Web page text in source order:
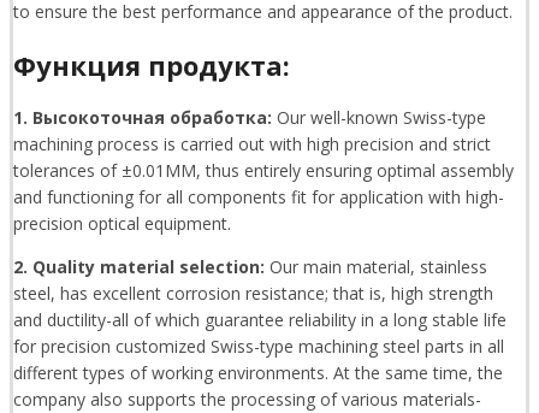
to ensure the best performance and appearance of the product.
Функция продукта:
1. Высокоточная обработка: Our well-known Swiss-type
machining process is carried out with high precision and strict
tolerances of ±0.01MM, thus entirely ensuring optimal assembly
and functioning for all components fit for application with high-
precision optical equipment.
2. Quality material selection: Our main material, stainless
steel, has excellent corrosion resistance; that is, high strength
and ductility-all of which guarantee reliability in a long stable life
for precision customized Swiss-type machining steel parts in all
different types of working environments. At the same time, the
company also supports the processing of various materials-